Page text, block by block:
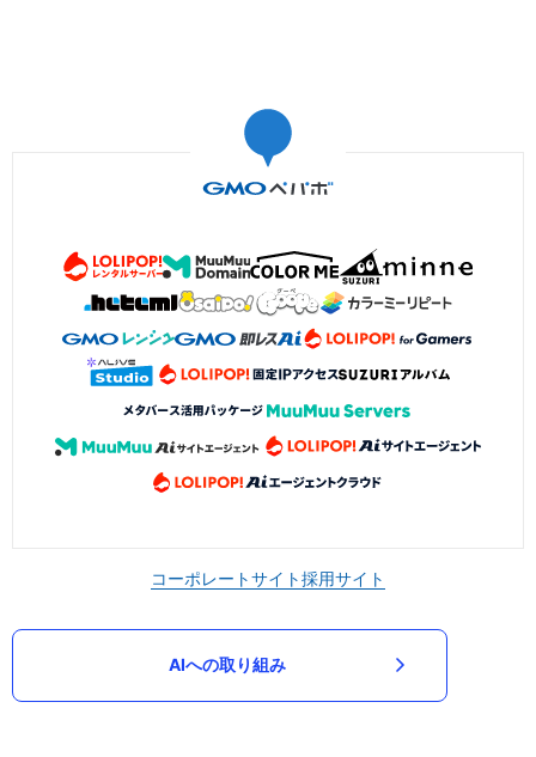
コーポレートサイト採用サイト
AIへの取り組み